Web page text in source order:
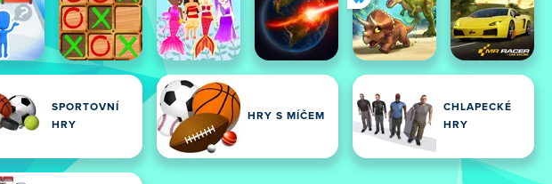
SPORTOVNÍ
HRY
HRY S MÍČEM
CHLAPECKÉ
HRY